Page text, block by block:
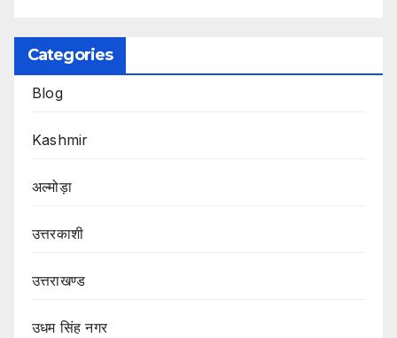
Categories
Blog
Kashmir
अल्मोड़ा
उत्तरकाशी
उत्तराखण्ड
उधम सिंह नगर